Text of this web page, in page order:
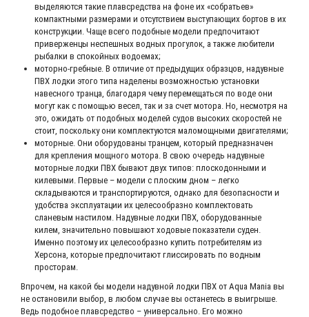
выделяются такие плавсредства на фоне их «собратьев»
компактными размерами и отсутствием выступающих бортов в их
конструкции. Чаще всего подобные модели предпочитают
приверженцы неспешных водных прогулок, а также любители
рыбалки в спокойных водоемах;
моторно-гребные. В отличие от предыдущих образцов, надувные
ПВХ лодки этого типа наделены возможностью установки
навесного транца, благодаря чему перемещаться по воде они
могут как с помощью весел, так и за счет мотора. Но, несмотря на
это, ожидать от подобных моделей судов высоких скоростей не
стоит, поскольку они комплектуются маломощными двигателями;
моторные. Они оборудованы транцем, который предназначен
для крепления мощного мотора. В свою очередь надувные
моторные лодки ПВХ бывают двух типов: плоскодонными и
килевыми. Первые – модели с плоским дном – легко
складываются и транспортируются, однако для безопасности и
удобства эксплуатации их целесообразно комплектовать
сланевым настилом. Надувные лодки ПВХ, оборудованные
килем, значительно повышают ходовые показатели суден.
Именно поэтому их целесообразно купить потребителям из
Херсона, которые предпочитают глиссировать по водным
просторам.
Впрочем, на какой бы модели надувной лодки ПВХ от Aqua Mania вы
не остановили выбор, в любом случае вы останетесь в выигрыше.
Ведь подобное плавсредство – универсально. Его можно